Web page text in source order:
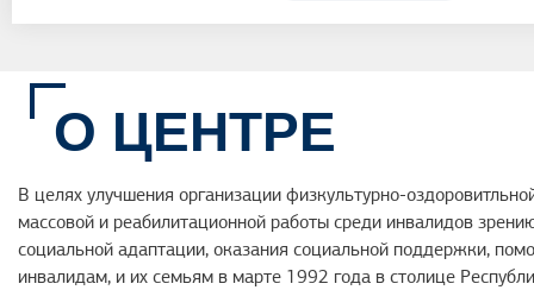
О ЦЕНТРЕ
В целях улучшения организации физкультурно-
массовой и реабилитационной работы среди инвалидов
социальной адаптации, оказания социальной поддержки,
инвалидам, и их семьям в марте 1992 года в столице